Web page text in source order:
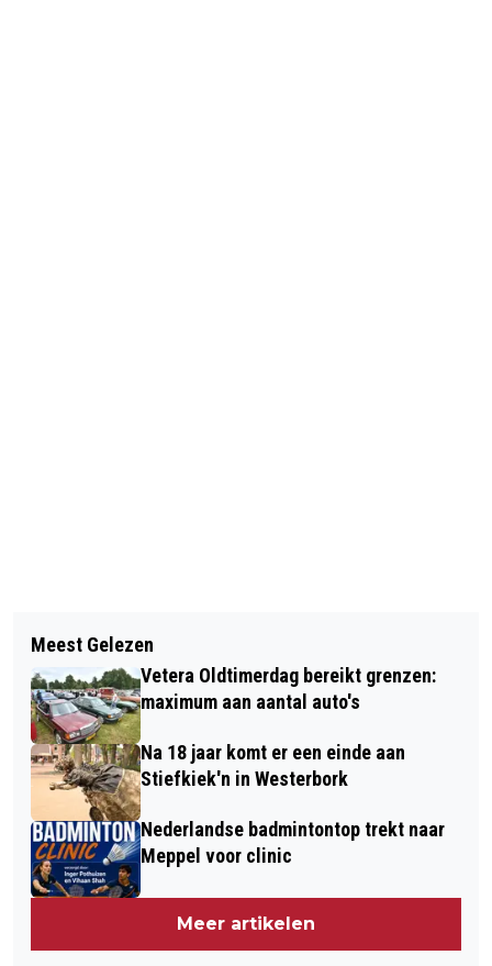
REGELING VOOR MINDER
STIKSTOFUITSTOOT OP
BOERENBEDRIJVEN AANGEPAST
DRENTSE BURGEMEESTERS LEZEN
VOOR, JOUKE SPOELSTRA KOMT
NAAR DE FONTEIN
Meest Gelezen
Vetera Oldtimerdag bereikt grenzen:
maximum aan aantal auto's
Na 18 jaar komt er een einde aan
Stiefkiek'n in Westerbork
Nederlandse badmintontop trekt naar
Meppel voor clinic
Meer artikelen